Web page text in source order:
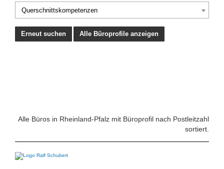
Querschnittskompetenzen
Alle Büroprofile anzeigen
Alle Büros in Rheinland-Pfalz mit Büroprofil nach Postleitzahl
sortiert.